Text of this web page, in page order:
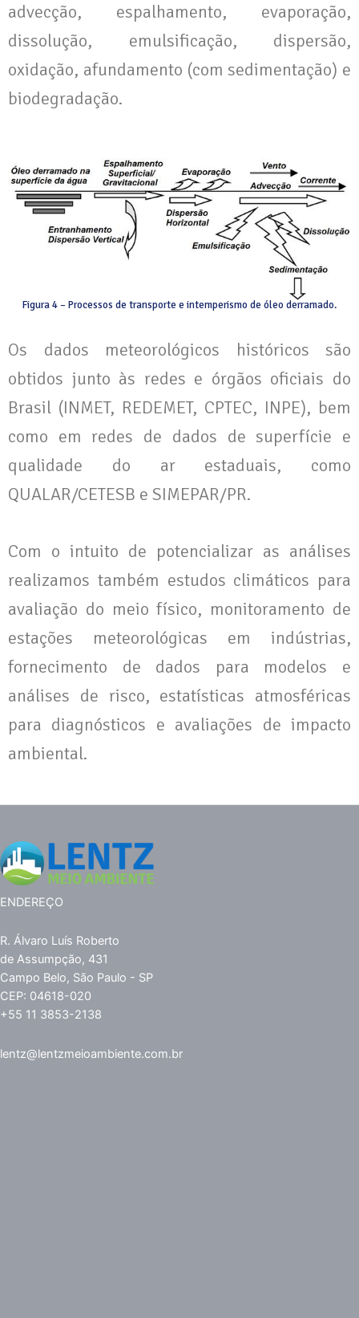
advecção, espalhamento, evaporação,
dissolução, emulsificação, dispersão,
oxidação, afundamento (com sedimentação) e
biodegradação.
Figura 4 – Processos de transporte e intemperismo de óleo derramado.
Os dados meteorológicos históricos são
obtidos junto às redes e órgãos oficiais do
Brasil (INMET, REDEMET, CPTEC, INPE), bem
como em redes de dados de superfície e
qualidade do ar estaduais, como
QUALAR/CETESB e SIMEPAR/PR.
Com o intuito de potencializar as análises
realizamos também estudos climáticos para
avaliação do meio físico, monitoramento de
estações meteorológicas em indústrias,
fornecimento de dados para modelos e
análises de risco, estatísticas atmosféricas
para diagnósticos e avaliações de impacto
ambiental.
ENDEREÇO
R. Álvaro Luís Roberto
de Assumpção, 431
Campo Belo, São Paulo - SP
CEP: 04618-020
+55 11 3853-2138
lentz@lentzmeioambiente.com.br